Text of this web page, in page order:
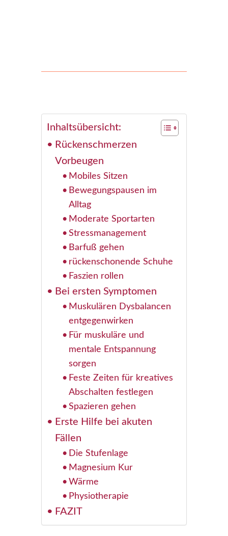
Inhaltsübersicht:
Rückenschmerzen
Vorbeugen
Mobiles Sitzen
Bewegungspausen im
Alltag
Moderate Sportarten
Stressmanagement
Barfuß gehen
rückenschonende Schuhe
Faszien rollen
Bei ersten Symptomen
Muskulären Dysbalancen
entgegenwirken
Für muskuläre und
mentale Entspannung
sorgen
Feste Zeiten für kreatives
Abschalten festlegen
Spazieren gehen
Erste Hilfe bei akuten
Fällen
Die Stufenlage
Magnesium Kur
Wärme
Physiotherapie
FAZIT